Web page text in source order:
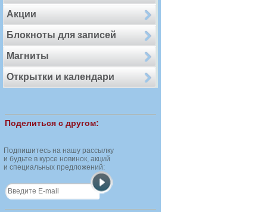
Акции
Блокноты для записей
Магниты
Открытки и календари
Поделиться с другом:
Подпишитесь на нашу рассылку
и будьте в курсе новинок, акций
и специальных предложений: